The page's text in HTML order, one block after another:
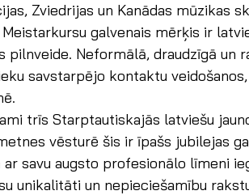
Zviedrijas un Kanādas mūzikas
galvenais mērķis ir
pilnveide. Neformālā, draudzīgā un
savstarpējo kontaktu
trīs Starptautiskajās latviešu
vēsturē šis ir īpašs jubilejas
savu augsto profesionālo līmeni
unikalitāti un nepieciešamību